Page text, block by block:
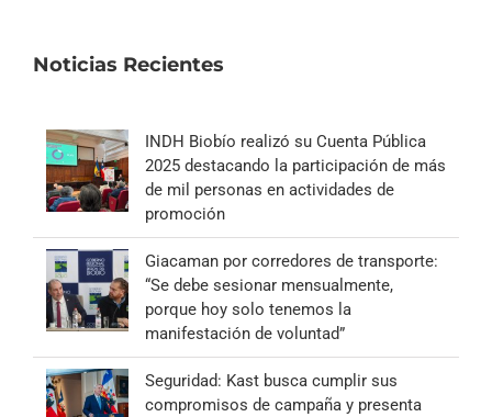
Noticias Recientes
INDH Biobío realizó su Cuenta Pública
2025 destacando la participación de más
de mil personas en actividades de
promoción
Giacaman por corredores de transporte:
“Se debe sesionar mensualmente,
porque hoy solo tenemos la
manifestación de voluntad”
Seguridad: Kast busca cumplir sus
compromisos de campaña y presenta